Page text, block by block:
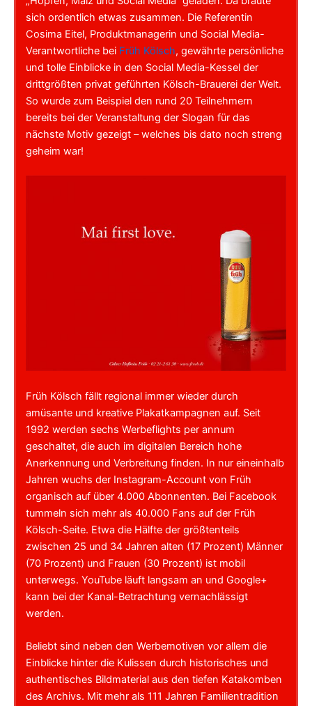
sich ordentlich etwas zusammen. Die Referentin
Cosima Eitel, Produktmanagerin und Social Media-
Verantwortliche bei Früh Kölsch, gewährte persönliche
und tolle Einblicke in den Social Media-Kessel der
drittgrößten privat geführten Kölsch-Brauerei der Welt.
So wurde zum Beispiel den rund 20 Teilnehmern
bereits bei der Veranstaltung der Slogan für das
nächste Motiv gezeigt – welches bis dato noch streng
geheim war!
Früh Kölsch fällt regional immer wieder durch
amüsante und kreative Plakatkampagnen auf. Seit
1992 werden sechs Werbeflights per annum
geschaltet, die auch im digitalen Bereich hohe
Anerkennung und Verbreitung finden. In nur eineinhalb
Jahren wuchs der Instagram-Account von Früh
organisch auf über 4.000 Abonnenten. Bei Facebook
tummeln sich mehr als 40.000 Fans auf der Früh
Kölsch-Seite. Etwa die Hälfte der größtenteils
zwischen 25 und 34 Jahren alten (17 Prozent) Männer
(70 Prozent) und Frauen (30 Prozent) ist mobil
unterwegs. YouTube läuft langsam an und Google+
kann bei der Kanal-Betrachtung vernachlässigt
werden.
Beliebt sind neben den Werbemotiven vor allem die
Einblicke hinter die Kulissen durch historisches und
authentisches Bildmaterial aus den tiefen Katakomben
des Archivs. Mit mehr als 111 Jahren Familientradition